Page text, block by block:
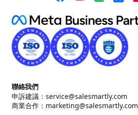
聯絡我們
申訴建議：service@salesmartly.com
商業合作：marketing@salesmartly.com